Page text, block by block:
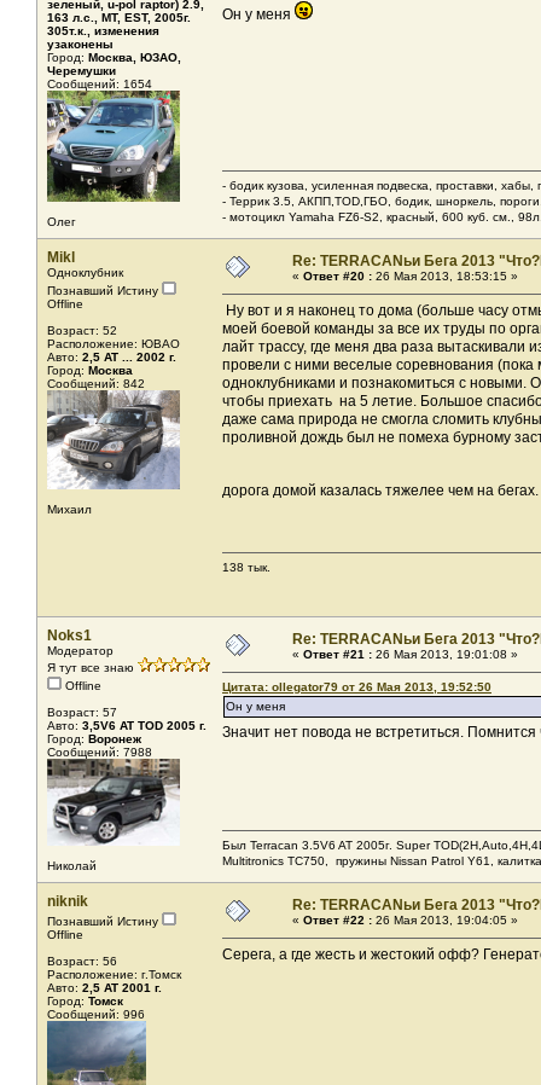
зеленый, u-pol raptor) 2.9,
163 л.с., МТ, EST, 2005г.
305т.к., изменения
узаконены
Город: Москва, ЮЗАО,
Черемушки
Сообщений: 1654
Олег
Он у меня
- бодик кузова, усиленная подвеска, проставки,
- Террик 3.5, АКПП,TOD,ГБО, бодик, шноркель,
- мотоцикл Yamaha FZ6-S2, красный, 600 куб. см.,
Mikl
Одноклубник
Познавший Истину
Offline
Возраст: 52
Расположение: ЮВАО
Авто: 2,5 AT ... 2002 г.
Город: Москва
Сообщений: 842
Михаил
Re: TERRACANьи Бега 2013
« Ответ #20 : 26 Мая 2013, 18:53:15 »
Ну вот и я наконец то дома (больше часу
моей боевой команды за все их труды по
лайт трассу, где меня два раза
провели с ними веселые соревнования
одноклубниками и познакомиться с новыми.
чтобы приехать на 5 летие. Большое
даже сама природа не смогла сломить
проливной дождь был не помеха бурному
дорога домой казалась тяжелее чем на
138 тык.
Noks1
Модератор
Я тут все знаю
Offline
Возраст: 57
Авто: 3,5V6 AT TOD 2005 г.
Город: Воронеж
Сообщений: 7988
Николай
Re: TERRACANьи Бега 2013
« Ответ #21 : 26 Мая 2013, 19:01:08 »
Цитата: ollegator79 от 26 Мая 2013, 19:52:50
Он у меня
Значит нет повода не встретиться.
Был Terracan 3.5V6 AT 2005г. Super
Мultitronics TC750, пружины Nissan Patrol Y61, калитка
niknik
Познавший Истину
Offline
Возраст: 56
Расположение: г.Томск
Авто: 2,5 AT 2001 г.
Город: Томск
Сообщений: 996
Re: TERRACANьи Бега 2013
« Ответ #22 : 26 Мая 2013, 19:04:05 »
Серега, а где жесть и жестокий офф?